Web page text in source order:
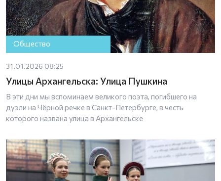
Общество
31.01.2026 08:25
Улицы Архангельска: Улица Пушкина
В эти дни мы вспоминаем великого поэта, погибшего на
дуэли на Чёрной речке в Санкт-Петербурге, в честь
которого названа улица в Архангельске